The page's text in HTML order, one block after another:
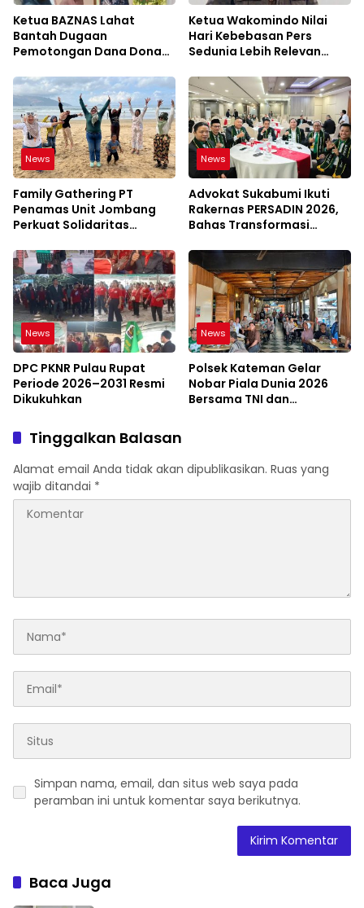
Ketua BAZNAS Lahat
Bantah Dugaan
Pemotongan Dana Donasi
Penjelasannya
Ketua Wakomindo Nilai
Hari Kebebasan Pers
Sedunia Lebih Relevan
Pers
News
Family Gathering PT
Penamas Unit Jombang
Perkuat Solidaritas
News
Advokat Sukabumi Ikuti
Rakernas PERSADIN 2026,
Bahas Transformasi
News
DPC PKNR Pulau Rupat
Periode 2026–2031 Resmi
Dikukuhkan
News
Polsek Kateman Gelar
Nobar Piala Dunia 2026
Bersama TNI dan
Tinggalkan Balasan
Alamat email Anda tidak akan dipublikasikan. Ruas yang
wajib ditandai *
Simpan nama, email, dan situs web saya pada
peramban ini untuk komentar saya berikutnya.
Baca Juga